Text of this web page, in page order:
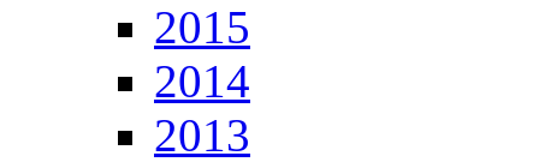
2015
2014
2013